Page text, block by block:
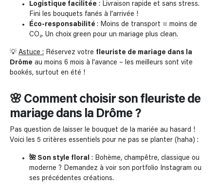
Logistique facilitée : Livraison rapide et sans stress.
Fini les bouquets fanés à l’arrivée !
Éco-responsabilité : Moins de transport = moins de
CO₂. Un choix green pour un mariage plus clean.
💡 Astuce : Réservez votre fleuriste de mariage dans la
Drôme au moins 6 mois à l’avance – les meilleurs sont vite
bookés, surtout en été !
🌸 Comment choisir son fleuriste de
mariage dans la Drôme ?
Pas question de laisser le bouquet de la mariée au hasard !
Voici les 5 critères essentiels pour ne pas se planter (haha) :
🌺 Son style floral
: Bohème, champêtre, classique ou
moderne ? Demandez à voir son portfolio Instagram ou
ses précédentes créations.